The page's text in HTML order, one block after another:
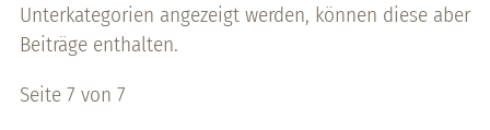
Unterkategorien angezeigt werden, können diese aber
Beiträge enthalten.
Seite 7 von 7